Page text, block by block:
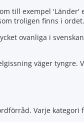
till exempel
troligen finns i ordet.
ovanliga i
väger tyngre.
Varje